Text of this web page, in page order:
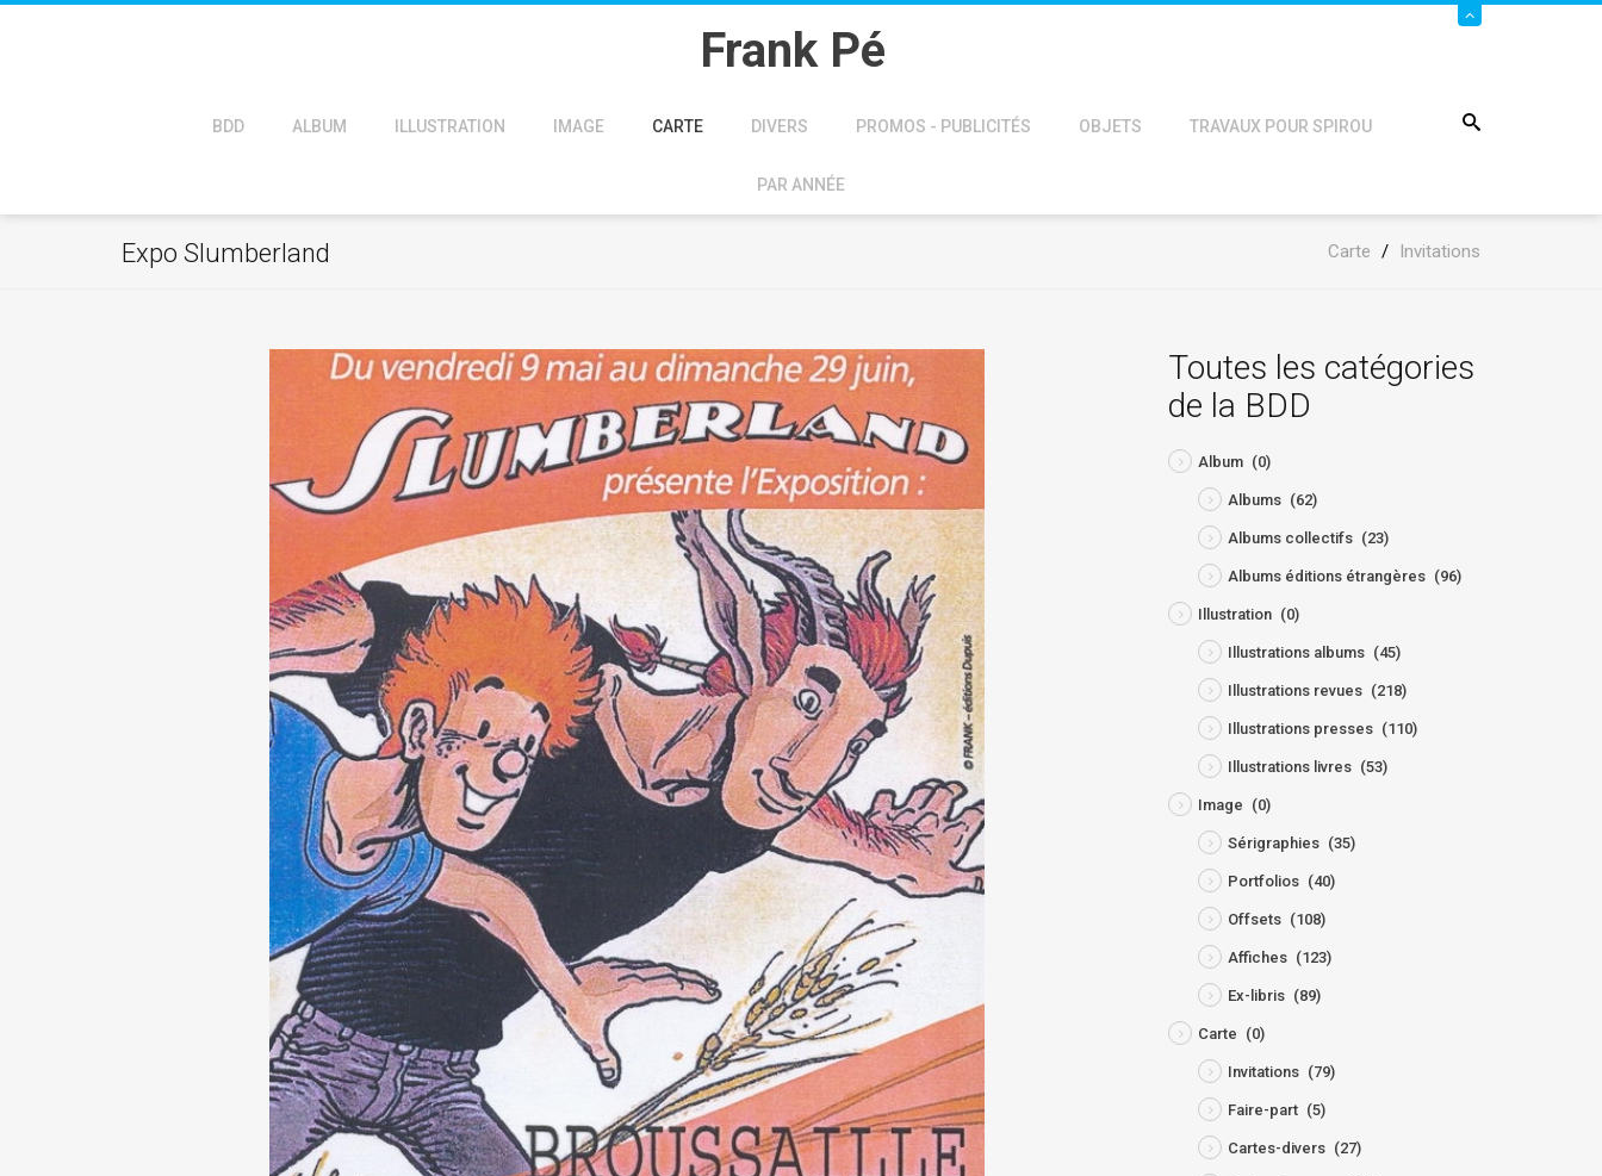
Frank Pé
BDD ALBUM ILLUSTRATION IMAGE CARTE DIVERS PROMOS - PUBLICITÉS OBJETS TRAVAUX POUR SPIROU
PAR ANNÉE
Carte / Invitations
Expo Slumberland
Toutes les catégories
de la BDD
Album (0)
Albums (62)
Albums collectifs (23)
Albums éditions étrangères (96)
Illustration (0)
Illustrations albums (45)
Illustrations revues (218)
Illustrations presses (110)
Illustrations livres (53)
Image (0)
Sérigraphies (35)
Portfolios (40)
Offsets (108)
Affiches (123)
Ex-libris (89)
Carte (0)
Invitations (79)
Faire-part (5)
Cartes-divers (27)